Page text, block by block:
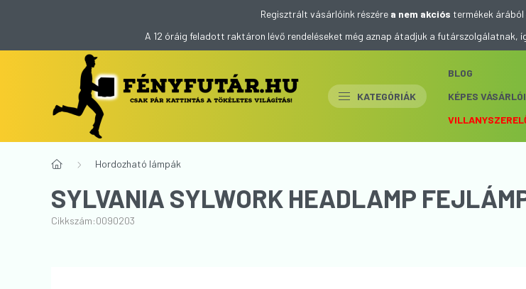
Regisztrált vásárlóink részére a nem akciós termékek
A 12 óráig feladott raktáron lévő rendeléseket még aznap átadjuk a futárszolgálatnak,
KATEGÓRIÁK
BLOG
KÉPES
Hordozható lámpák
SYLVANIA SYLWORK HEADLAMP
Cikkszám:0090203